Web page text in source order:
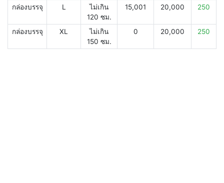
กล่องบรรจุ L
ไม่เกิน
120 ซม.
15,001 20,000 250
กล่องบรรจุ XL
ไม่เกิน
150 ซม.
0 20,000 250